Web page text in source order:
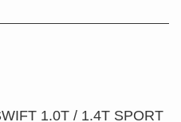
1.0T / 1.4T SPORT